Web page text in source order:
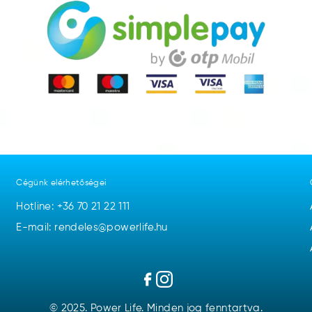
Cégünk elérhetőségei
Hotline: +36 70 21 22 111
E-mail: rendeles@powerlife.hu
© 2025. Power Life. Minden jog fenntartva.